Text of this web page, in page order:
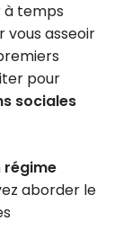
à temps
vous asseoir
pour
sociales
régime
aborder le